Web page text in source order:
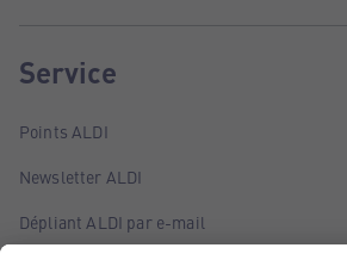
Service
Points ALDI
Newsletter ALDI
Dépliant ALDI par e-mail